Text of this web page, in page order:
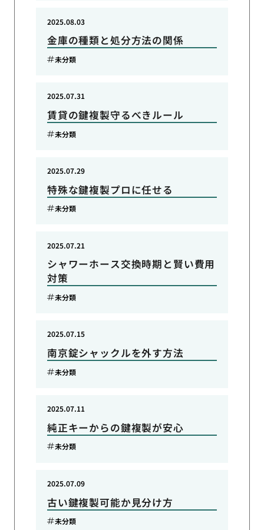
金庫の種類と処分方法の関係
2025.08.03
未分類
賃貸の鍵複製守るべきルール
2025.07.31
未分類
特殊な鍵複製プロに任せる
2025.07.29
未分類
シャワーホース交換時期と賢い費用
対策
2025.07.21
未分類
南京錠シャックルを外す方法
2025.07.15
未分類
純正キーからの鍵複製が安心
2025.07.11
未分類
古い鍵複製可能か見分け方
2025.07.09
未分類